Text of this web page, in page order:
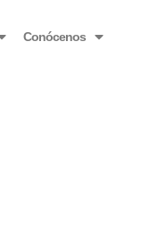
Conócenos